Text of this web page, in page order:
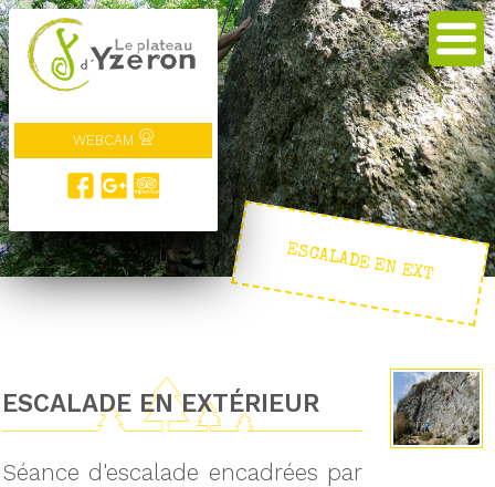
WEBCAM
ESCALADE EN EXT
ESCALADE EN EXTÉRIEUR
Séance d'escalade encadrées par